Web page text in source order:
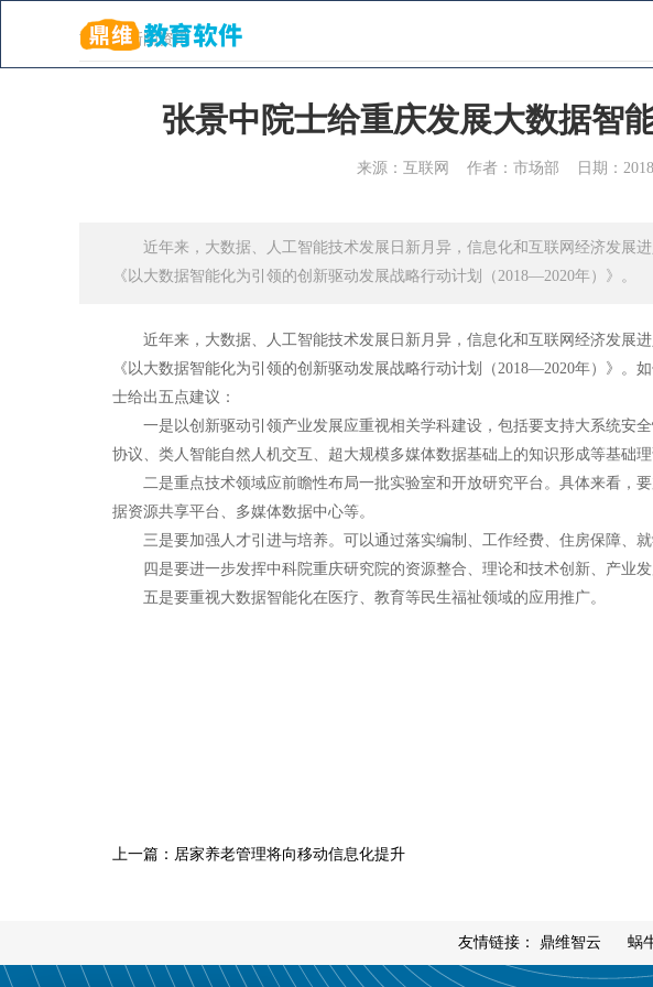
行业分析 & 鼎维资讯
首页>新闻资讯
张景中院士给重庆发展大数据智
来源：互联网 作者：市场部 日期：
近年来，大数据、人工智能技术发展日新月异，信息化和互联网经济发展进
《以大数据智能化为引领的创新驱动发展战略行动计划（2018—2020年）》。
近年来，大数据、人工智能技术发展日新月异，信息化和互联网经济发展进
《以大数据智能化为引领的创新驱动发展战略行动计划（2018—2020年）》。
士给出五点建议：
一是以创新驱动引领产业发展应重视相关学科建设，包括要支持大系统安全
协议、类人智能自然人机交互、超大规模多媒体数据基础上的知识形成等基础理
二是重点技术领域应前瞻性布局一批实验室和开放研究平台。具体来看，要
据资源共享平台、多媒体数据中心等。
三是要加强人才引进与培养。可以通过落实编制、工作经费、住房保障、就
四是要进一步发挥中科院重庆研究院的资源整合、理论和技术创新、产业发
五是要重视大数据智能化在医疗、教育等民生福祉领域的应用推广。
上一篇：居家养老管理将向移动信息化提升
友情链接： 鼎维智云 蜗